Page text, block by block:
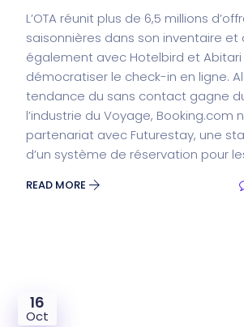
L’OTA réunit plus de 6,5 millions
saisonnières dans son inventaire et
également avec Hotelbird et
démocratiser le check-in en ligne.
tendance du sans contact gagne
l’industrie du Voyage, Booking.com
partenariat avec Futurestay, une
d’un système de réservation pour
READ MORE
16
Oct